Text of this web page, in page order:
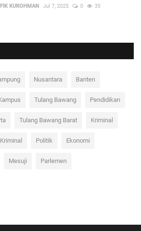
KUROHMAN Jul 7, 2025 0 35
Nusantara Banten
Tulang Bawang Pendidikan
Tulang Bawang Barat Kriminal
Politik Ekonomi
Mesuji Parlemen